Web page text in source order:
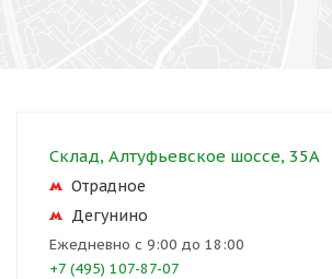
Склад, Алтуфьевское шоссе, 35А
Отрадное
Дегунино
Ежедневно с 9:00 до 18:00
+7 (495) 107-87-07